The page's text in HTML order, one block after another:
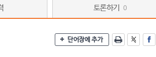
토론하기 0
단어장에 추가